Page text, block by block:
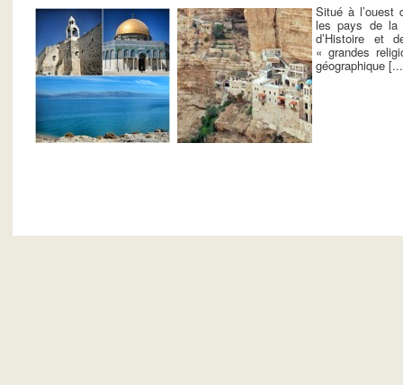
Situé à
les pays de la
d’Histoire et
« grandes
géographique